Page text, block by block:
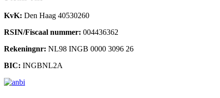
KvK: Den Haag 40530260
RSIN/Fiscaal nummer: 004436362
Rekeningnr: NL98 INGB 0000 3096 26
BIC: INGBNL2A